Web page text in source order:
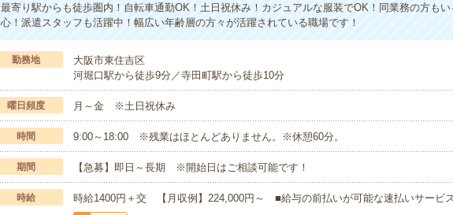
最寄り駅からも徒歩圏内！自転車通勤OK！土日祝休み！カジュアルな服装でOK！同業務の方もい
心！派遣スタッフも活躍中！幅広い年齢層の方々が活躍されている職場です！
勤務地
大阪市東住吉区
河堀口駅から徒歩9分／寺田町駅から徒歩10分
曜日頻度 月～金 ※土日祝休み
時間 9:00～18:00 ※残業はほとんどありません。※休憩60分。
期間 【急募】即日～長期 ※開始日はご相談可能です！
時給 時給1400円＋交 【月収例】224,000円～ ■給与の前払いが可能な速払いサービ